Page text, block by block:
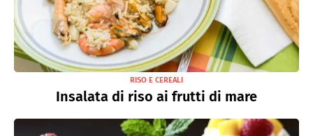
RISO E CEREALI
Insalata di riso ai frutti di mare